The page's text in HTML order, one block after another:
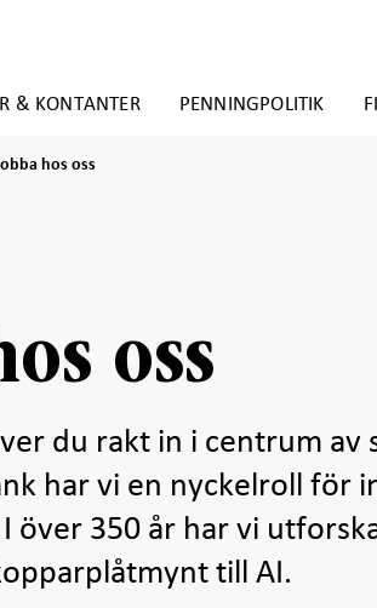
& KONTANTER PENNINGPOLITIK
hos oss
oss
du rakt in i centrum av
har vi en nyckelroll för
över 350 år har vi
till AI.